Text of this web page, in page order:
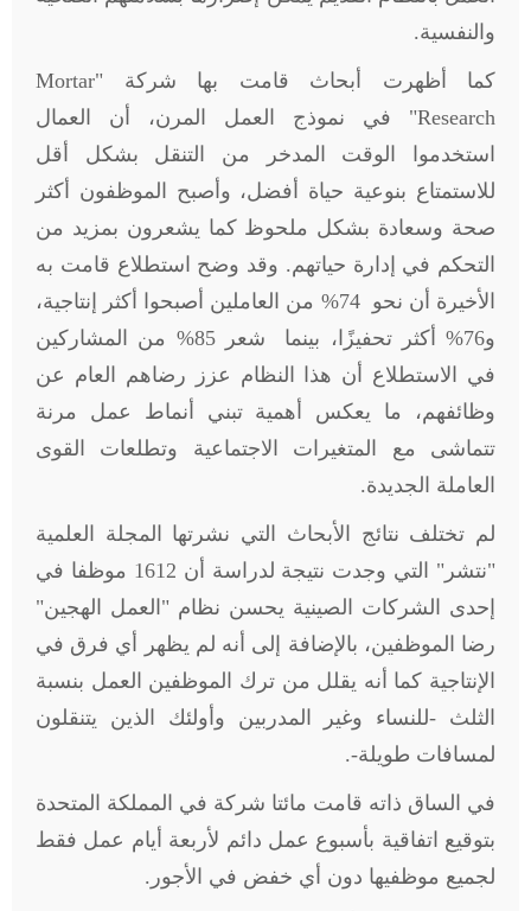
والنفسية.
كما أظهرت أبحاث قامت بها شركة "Mortar
Research" في نموذج العمل المرن، أن العمال
استخدموا الوقت المدخر من التنقل بشكل أقل
للاستمتاع بنوعية حياة أفضل، وأصبح الموظفون أكثر
صحة وسعادة بشكل ملحوظ كما يشعرون بمزيد من
التحكم في إدارة حياتهم. وقد وضح استطلاع قامت به
الأخيرة أن نحو 74% من العاملين أصبحوا أكثر إنتاجية،
و76% أكثر تحفيزًا، بينما شعر 85% من المشاركين
في الاستطلاع أن هذا النظام عزز رضاهم العام عن
وظائفهم، ما يعكس أهمية تبني أنماط عمل مرنة
تتماشى مع المتغيرات الاجتماعية وتطلعات القوى
العاملة الجديدة.
لم تختلف نتائج الأبحاث التي نشرتها المجلة العلمية
"نتشر" التي وجدت نتيجة لدراسة أن 1612 موظفا في
إحدى الشركات الصينية يحسن نظام "العمل الهجين"
رضا الموظفين، بالإضافة إلى أنه لم يظهر أي فرق في
الإنتاجية كما أنه يقلل من ترك الموظفين العمل بنسبة
الثلث -للنساء وغير المدربين وأولئك الذين يتنقلون
لمسافات طويلة-.
في الساق ذاته قامت مائتا شركة في المملكة المتحدة
بتوقيع اتفاقية بأسبوع عمل دائم لأربعة أيام عمل فقط
لجميع موظفيها دون أي خفض في الأجور.